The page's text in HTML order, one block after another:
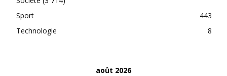
Sport
443
Technologie
8
août 2026